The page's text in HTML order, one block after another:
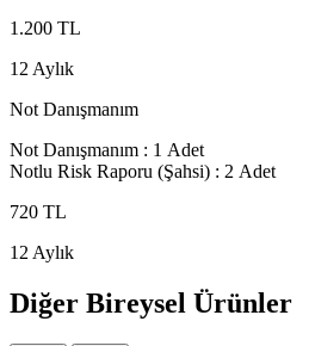
1.200 TL
12 Aylık
Not Danışmanım
Not Danışmanım : 1 Adet
Notlu Risk Raporu (Şahsi) : 2 Adet
720 TL
12 Aylık
Diğer Bireysel Ürünler